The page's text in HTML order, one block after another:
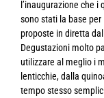
l’inaugurazione che
sono stati la base
proposte in diretta
Degustazioni molto
utilizzare al meglio i
lenticchie, dalla
tempo stesso